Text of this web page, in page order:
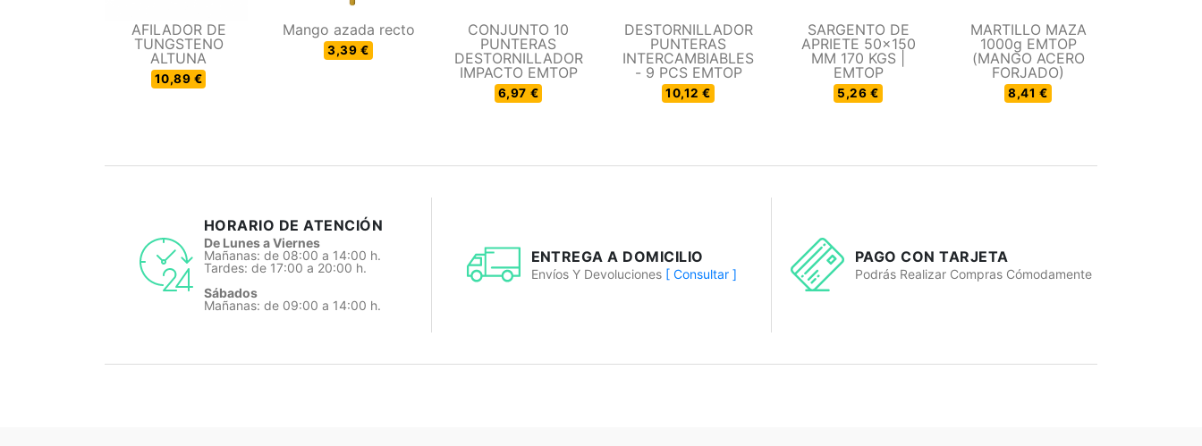
AFILADOR DE
TUNGSTENO
ALTUNA
10,89 €
Mango azada recto
3,39 €
CONJUNTO 10
PUNTERAS
DESTORNILLADOR
IMPACTO EMTOP
6,97 €
DESTORNILLADOR
PUNTERAS
INTERCAMBIABLES
- 9 PCS EMTOP
10,12 €
SARGENTO DE
APRIETE 50x150
MM 170 KGS |
EMTOP
5,26 €
MARTILLO MAZA
1000g EMTOP
(MANGO ACERO
FORJADO)
8,41 €
HORARIO DE ATENCIÓN
De Lunes a Viernes
Mañanas: de 08:00 a 14:00 h.
Tardes: de 17:00 a 20:00 h.
Sábados
Mañanas: de 09:00 a 14:00 h.
ENTREGA A DOMICILIO
Envíos Y Devoluciones [ Consultar ]
PAGO CON TARJETA
Podrás Realizar Compras Cómodamente